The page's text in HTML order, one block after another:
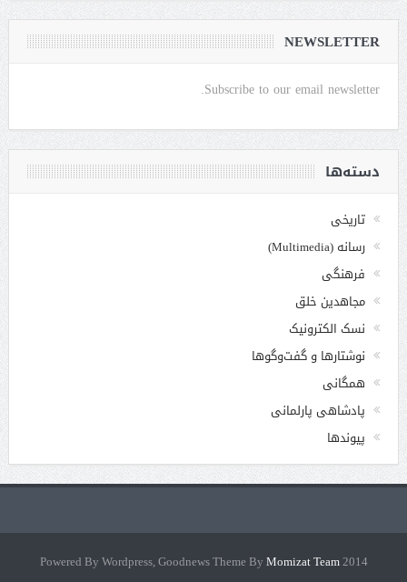
NEWSLETTER
Subscribe to our email newsletter.
دسته‌ها
تاریخی
رسانه (Multimedia)
فرهنگی
مجاهدین خلق
نسک الکترونیک
نوشتارها و گفت‌وگوها
همگانی
پادشاهی پارلمانی
پیوندها
2014 Powered By Wordpress, Goodnews Theme By
Momizat Team